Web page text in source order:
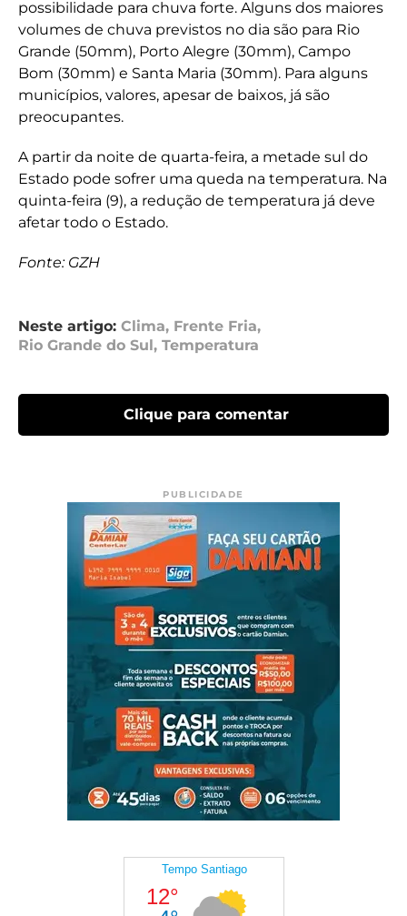
possibilidade para chuva forte. Alguns dos maiores
volumes de chuva previstos no dia são para Rio
Grande (50mm), Porto Alegre (30mm), Campo
Bom (30mm) e Santa Maria (30mm). Para alguns
municípios, valores, apesar de baixos, já são
preocupantes.
A partir da noite de quarta-feira, a metade sul do
Estado pode sofrer uma queda na temperatura. Na
quinta-feira (9), a redução de temperatura já deve
afetar todo o Estado.
Fonte: GZH
Neste artigo: Clima, Frente Fria,
Rio Grande do Sul , Temperatura
Clique para comentar
PUBLICIDADE